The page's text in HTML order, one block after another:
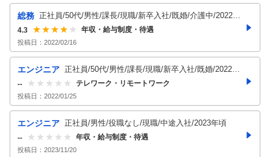
総務 正社員/50代/男性/課長/現職/新卒入社/既婚/介護中/2022年
頃
4.3 年収・給与制度・待遇
投稿日： 2022/02/16
エンジニア 正社員/50代/男性/課長/現職/新卒入社/既婚/2022年
頃
-- テレワーク・リモートワーク
投稿日： 2022/01/25
エンジニア 正社員/男性/役職なし/現職/中途入社/2023年頃
-- 年収・給与制度・待遇
投稿日： 2023/11/20